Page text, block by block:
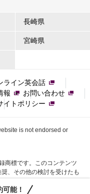
可能！
長崎県
宮崎県
ライン英会話
報
お問い合わせ
イトポリシー
is not endorsed or
商標です。このコンテンツ
、その他の検討を受けたも